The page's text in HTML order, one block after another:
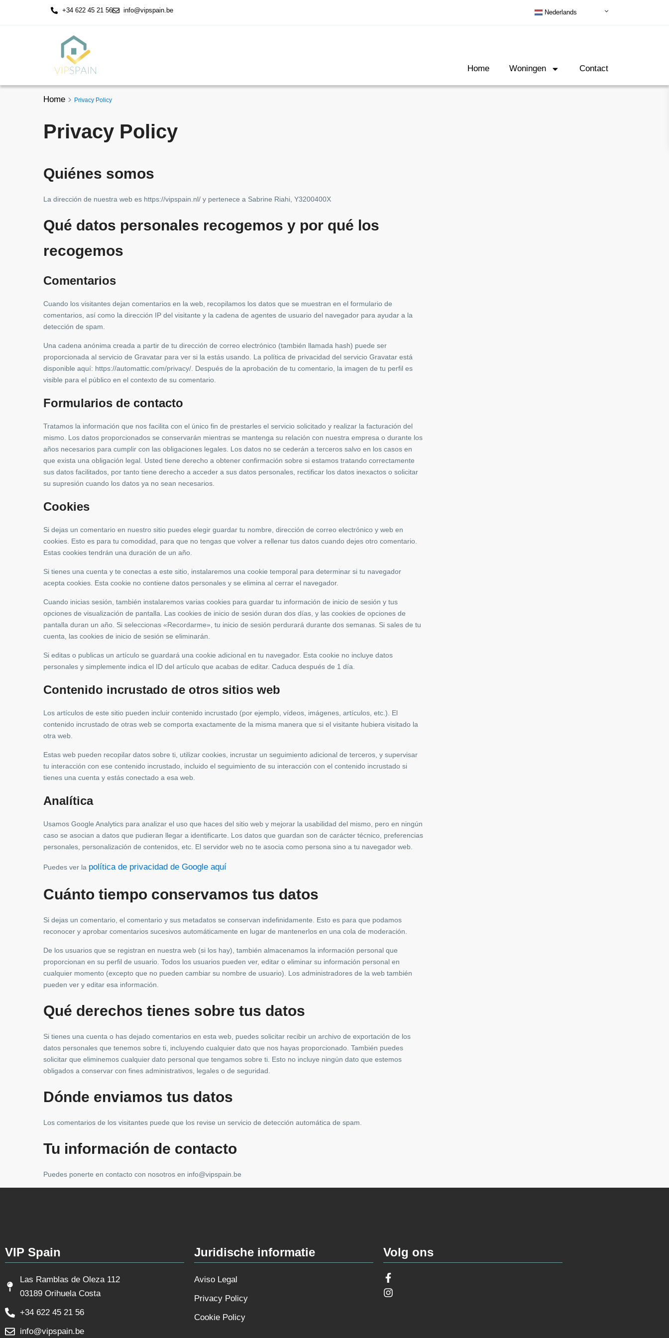
+34 622 45 21 56 info@vipspain.be Nederlands
Home Woningen Contact
Home Privacy Policy
Privacy Policy
Quiénes somos
La dirección de nuestra web es https://vipspain.nl/ y pertenece a Sabrine Riahi, Y3200400X
Qué datos personales recogemos y por qué los
recogemos
Comentarios
Cuando los visitantes dejan comentarios en la web, recopilamos los datos que se muestran en el formulario de
comentarios, así como la dirección IP del visitante y la cadena de agentes de usuario del navegador para ayudar a la
detección de spam.
Una cadena anónima creada a partir de tu dirección de correo electrónico (también llamada hash) puede ser
proporcionada al servicio de Gravatar para ver si la estás usando. La política de privacidad del servicio Gravatar está
disponible aquí: https://automattic.com/privacy/. Después de la aprobación de tu comentario, la imagen de tu perfil es
visible para el público en el contexto de su comentario.
Formularios de contacto
Tratamos la información que nos facilita con el único fin de prestarles el servicio solicitado y realizar la facturación del
mismo. Los datos proporcionados se conservarán mientras se mantenga su relación con nuestra empresa o durante los
años necesarios para cumplir con las obligaciones legales. Los datos no se cederán a terceros salvo en los casos en
que exista una obligación legal. Usted tiene derecho a obtener confirmación sobre si estamos tratando correctamente
sus datos facilitados, por tanto tiene derecho a acceder a sus datos personales, rectificar los datos inexactos o solicitar
su supresión cuando los datos ya no sean necesarios.
Cookies
Si dejas un comentario en nuestro sitio puedes elegir guardar tu nombre, dirección de correo electrónico y web en
cookies. Esto es para tu comodidad, para que no tengas que volver a rellenar tus datos cuando dejes otro comentario.
Estas cookies tendrán una duración de un año.
Si tienes una cuenta y te conectas a este sitio, instalaremos una cookie temporal para determinar si tu navegador
acepta cookies. Esta cookie no contiene datos personales y se elimina al cerrar el navegador.
Cuando inicias sesión, también instalaremos varias cookies para guardar tu información de inicio de sesión y tus
opciones de visualización de pantalla. Las cookies de inicio de sesión duran dos días, y las cookies de opciones de
pantalla duran un año. Si seleccionas «Recordarme», tu inicio de sesión perdurará durante dos semanas. Si sales de tu
cuenta, las cookies de inicio de sesión se eliminarán.
Si editas o publicas un artículo se guardará una cookie adicional en tu navegador. Esta cookie no incluye datos
personales y simplemente indica el ID del artículo que acabas de editar. Caduca después de 1 día.
Contenido incrustado de otros sitios web
Los artículos de este sitio pueden incluir contenido incrustado (por ejemplo, vídeos, imágenes, artículos, etc.). El
contenido incrustado de otras web se comporta exactamente de la misma manera que si el visitante hubiera visitado la
otra web.
Estas web pueden recopilar datos sobre ti, utilizar cookies, incrustar un seguimiento adicional de terceros, y supervisar
tu interacción con ese contenido incrustado, incluido el seguimiento de su interacción con el contenido incrustado si
tienes una cuenta y estás conectado a esa web.
Analítica
Usamos Google Analytics para analizar el uso que haces del sitio web y mejorar la usabilidad del mismo, pero en ningún
caso se asocian a datos que pudieran llegar a identificarte. Los datos que guardan son de carácter técnico, preferencias
personales, personalización de contenidos, etc. El servidor web no te asocia como persona sino a tu navegador web.
Puedes ver la política de privacidad de Google aquí
Cuánto tiempo conservamos tus datos
Si dejas un comentario, el comentario y sus metadatos se conservan indefinidamente. Esto es para que podamos
reconocer y aprobar comentarios sucesivos automáticamente en lugar de mantenerlos en una cola de moderación.
De los usuarios que se registran en nuestra web (si los hay), también almacenamos la información personal que
proporcionan en su perfil de usuario. Todos los usuarios pueden ver, editar o eliminar su información personal en
cualquier momento (excepto que no pueden cambiar su nombre de usuario). Los administradores de la web también
pueden ver y editar esa información.
Qué derechos tienes sobre tus datos
Si tienes una cuenta o has dejado comentarios en esta web, puedes solicitar recibir un archivo de exportación de los
datos personales que tenemos sobre ti, incluyendo cualquier dato que nos hayas proporcionado. También puedes
solicitar que eliminemos cualquier dato personal que tengamos sobre ti. Esto no incluye ningún dato que estemos
obligados a conservar con fines administrativos, legales o de seguridad.
Dónde enviamos tus datos
Los comentarios de los visitantes puede que los revise un servicio de detección automática de spam.
Tu información de contacto
Puedes ponerte en contacto con nosotros en info@vipspain.be
VIP Spain
Las Ramblas de Oleza 112
03189 Orihuela Costa
+34 622 45 21 56
info@vipspain.be
Juridische informatie
Aviso Legal
Privacy Policy
Cookie Policy
Volg ons